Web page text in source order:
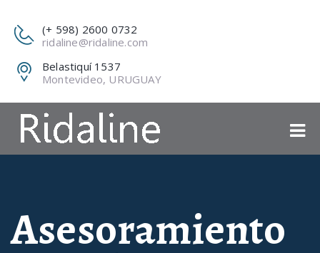
(+ 598) 2600 0732
ridaline@ridaline.com
Belastiquí 1537
Montevideo, URUGUAY
Asesoramiento